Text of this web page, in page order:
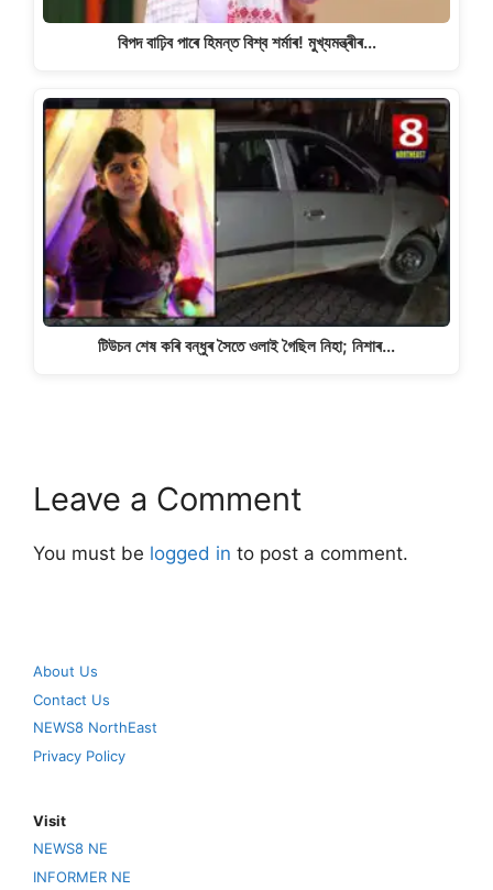
বিপদ বাঢ়িব পাৰে হিমন্ত বিশ্ব শৰ্মাৰ! মুখ্যমন্ত্ৰীৰ…
টিউচন শেষ কৰি বন্ধুৰ সৈতে ওলাই গৈছিল নিহা; নিশাৰ…
Leave a Comment
You must be logged in to post a comment.
About Us
Contact Us
NEWS8 NorthEast
Privacy Policy
Visit
NEWS8 NE
INFORMER NE